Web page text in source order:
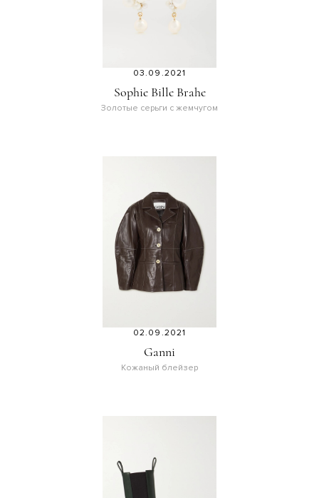
03.09.2021
Sophie Bille Brahe
Золотые серьги с жемчугом
02.09.2021
Ganni
Кожаный блейзер